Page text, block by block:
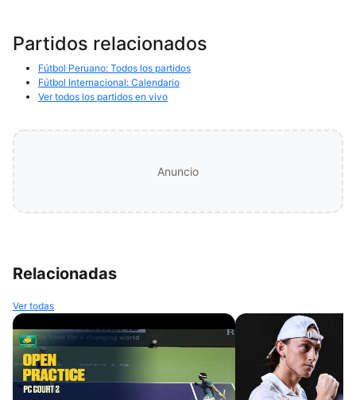
Partidos relacionados
Fútbol Peruano: Todos los partidos
Fútbol Internacional: Calendario
Ver todos los partidos en vivo
Anuncio
Relacionadas
Ver todas